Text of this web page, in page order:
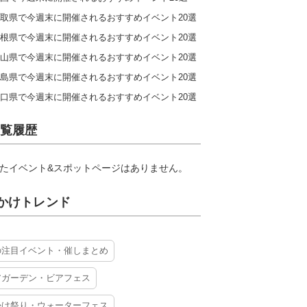
県で今週末に開催されるおすすめイベント20選
県で今週末に開催されるおすすめイベント20選
県で今週末に開催されるおすすめイベント20選
県で今週末に開催されるおすすめイベント20選
県で今週末に開催されるおすすめイベント20選
履歴
イベント&スポットページはありません。
けトレンド
目イベント・催しまとめ
ーデン・ビアフェス